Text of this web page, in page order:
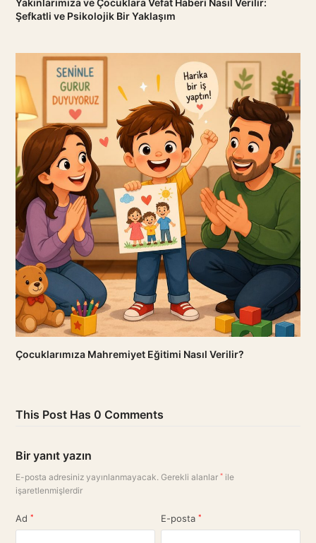
Yakınlarımıza ve Çocuklara Vefat Haberi Nasıl Verilir:
Şefkatli ve Psikolojik Bir Yaklaşım
Çocuklarımıza Mahremiyet Eğitimi Nasıl Verilir?
This Post Has 0 Comments
Bir yanıt yazın
E-posta adresiniz yayınlanmayacak. Gerekli alanlar* ile
işaretlenmişlerdir
Ad* E-posta*